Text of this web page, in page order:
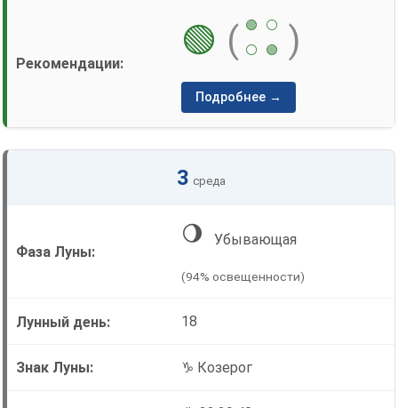
🟢 ( 🟢
⚪
⚪
🟢 )
Подробнее →
3 среда
🌖 Убывающая
(94% освещенности)
18
♑ Козерог